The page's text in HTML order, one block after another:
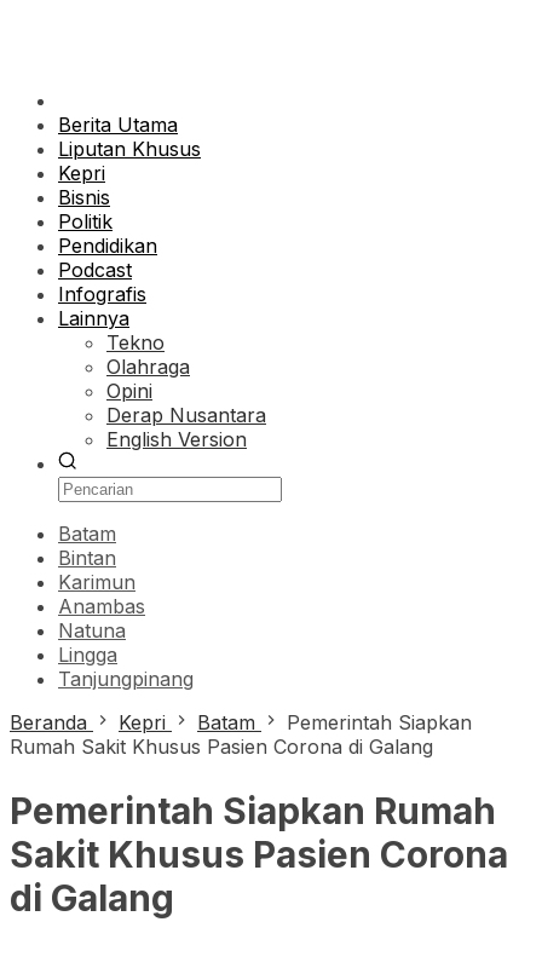
Berita Utama
Liputan Khusus
Kepri
Bisnis
Politik
Pendidikan
Podcast
Infografis
Lainnya
Tekno
Olahraga
Opini
Derap Nusantara
English Version
Batam
Bintan
Karimun
Anambas
Natuna
Lingga
Tanjungpinang
Beranda
Kepri Batam
Pemerintah Siapkan
Rumah Sakit Khusus Pasien Corona di Galang
Pemerintah Siapkan Rumah
Sakit Khusus Pasien Corona
di Galang